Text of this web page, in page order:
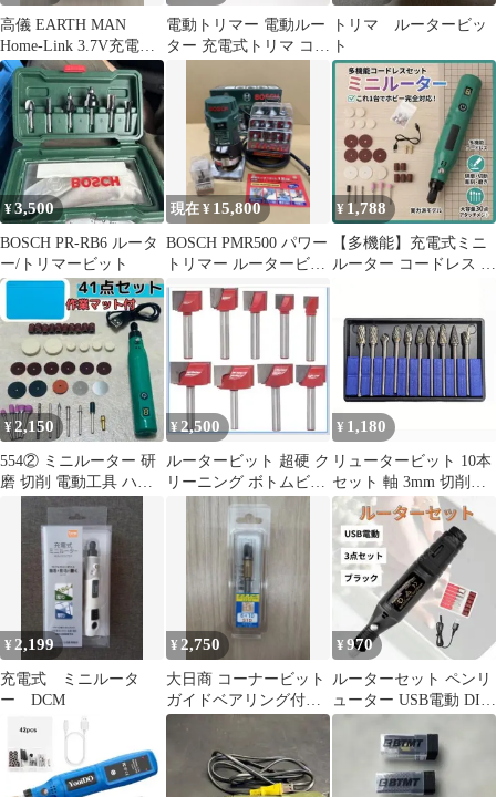
高儀 EARTH MAN
Home-Link 3.7V充電式
ホビールーター
電動トリマー 電動ルー
ター 充電式トリマ コン
面取り 溝切り用 マキタ
18Vバッテリー対応
トリマ ルータービッ
ト
¥3,500
BOSCH PR-RB6 ルータ
ー/トリマービット
現在 ¥ 15,800
BOSCH PMR500 パワー
トリマー ルータービッ
ト13本セット すぐ使え
る
¥ 1,788
【多機能】充電式ミニ
ルーター コードレス 工
¥2,150
554② ミニルーター 研
磨 切削 電動工具 ハン
ドメイド DIY ルーター
¥ 2,500
ルータービット 超硬 ク
リーニング ボトムビッ
ト 木工 フライスカッタ
ーツール
¥ 1,180
リュータービット 10本
セット 軸 3mm 切削径
6.35mm 超硬 ドリルビ
ット ダイグラインダー
ビット カッター ルータ
ー[ゆうパケット発送、
送料無料]mer007
¥ 2,199
充電式 ミニルータ
ー DCM
¥ 2,750
大日商 コーナービット
ガイドベアリング付ス
トレート 6×10 S10
¥970
ルーターセット ペンリ
ューター USB電動 DIY
ダイヤモンドビット付